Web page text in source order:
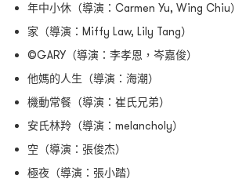
年中小休（導演：Carmen Yu, Wing Chiu）
家（導演：Miffy Law, Lily Tang）
©GARY（導演：李孝恩，岑嘉俊）
他媽的人生（導演：海潮）
機動常餐（導演：崔氏兄弟）
安氏林羚（導演：melancholy）
空（導演：張俊杰）
極夜（導演：張小踏）